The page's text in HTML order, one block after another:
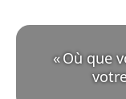
«Où que